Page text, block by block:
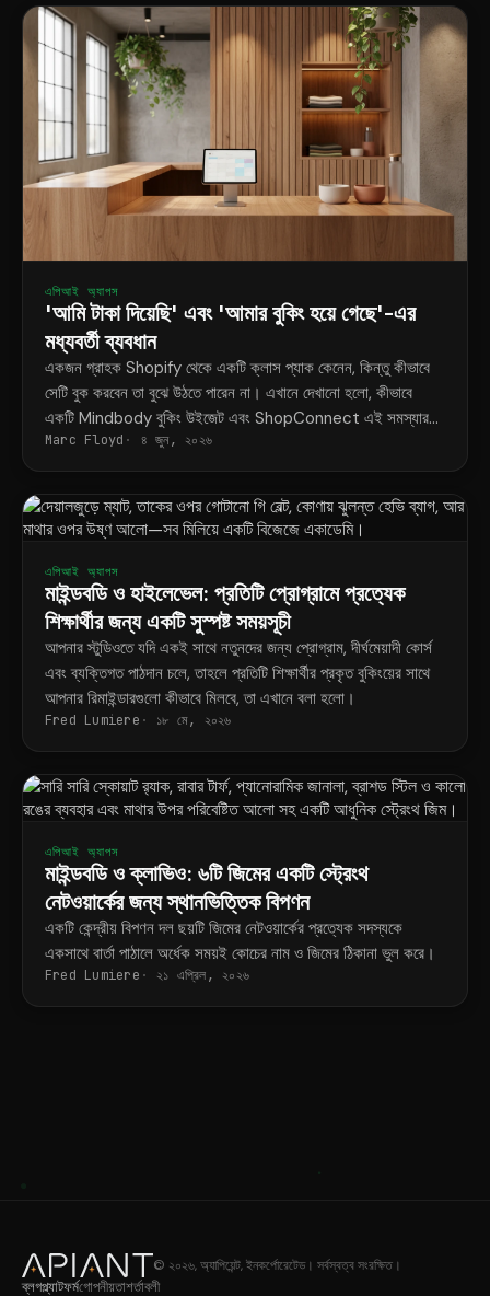
এপিআই অ্যাপস
'আমি টাকা দিয়েছি' এবং 'আমার বুকিং হয়ে গেছে'-এর
মধ্যবর্তী ব্যবধান
একজন গ্রাহক Shopify থেকে একটি ক্লাস প্যাক কেনেন, কিন্তু কীভাবে
সেটি বুক করবেন তা বুঝে উঠতে পারেন না। এখানে দেখানো হলো, কীভাবে
একটি Mindbody বুকিং উইজেট এবং ShopConnect এই সমস্যার
স্থায়ী সমাধান করে।
Marc Floyd ৪ জুন, ২০২৬
এপিআই অ্যাপস
মাইন্ডবডি ও হাইলেভেল: প্রতিটি প্রোগ্রামে প্রত্যেক
শিক্ষার্থীর জন্য একটি সুস্পষ্ট সময়সূচী
আপনার স্টুডিওতে যদি একই সাথে নতুনদের জন্য প্রোগ্রাম, দীর্ঘমেয়াদী কোর্স
এবং ব্যক্তিগত পাঠদান চলে, তাহলে প্রতিটি শিক্ষার্থীর প্রকৃত বুকিংয়ের সাথে
আপনার রিমাইন্ডারগুলো কীভাবে মিলবে, তা এখানে বলা হলো।
Fred Lumiere ১৮ মে, ২০২৬
এপিআই অ্যাপস
মাইন্ডবডি ও ক্লাভিও: ৬টি জিমের একটি স্ট্রেংথ
নেটওয়ার্কের জন্য স্থানভিত্তিক বিপণন
একটি কেন্দ্রীয় বিপণন দল ছয়টি জিমের নেটওয়ার্কের প্রত্যেক সদস্যকে
একসাথে বার্তা পাঠালে অর্ধেক সময়ই কোচের নাম ও জিমের ঠিকানা ভুল করে।
Fred Lumiere ২১ এপ্রিল, ২০২৬
© ২০২৬, অ্যাপিয়েন্ট, ইনকর্পোরেটেড। সর্বস্বত্ব সংরক্ষিত।
ব্লগপ্ল্যাটফর্মগোপনীয়তাশর্তাবলী